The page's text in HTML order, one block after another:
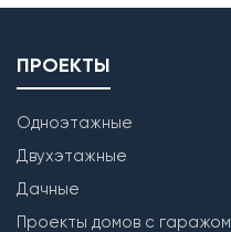
ПРОЕКТЫ
Одноэтажные
Двухэтажные
Дачные
Проекты домов с гаражом